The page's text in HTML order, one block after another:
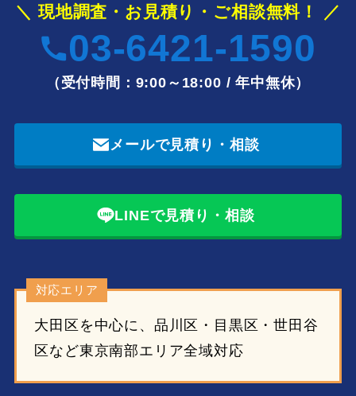
＼ 現地調査・お見積り・ご相談無料！ ／
03-6421-1590
（受付時間：9:00～18:00 / 年中無休）
メールで見積り・相談
LINEで見積り・相談
対応エリア
大田区を中心に、品川区・目黒区・世田谷
区など東京南部エリア全域対応